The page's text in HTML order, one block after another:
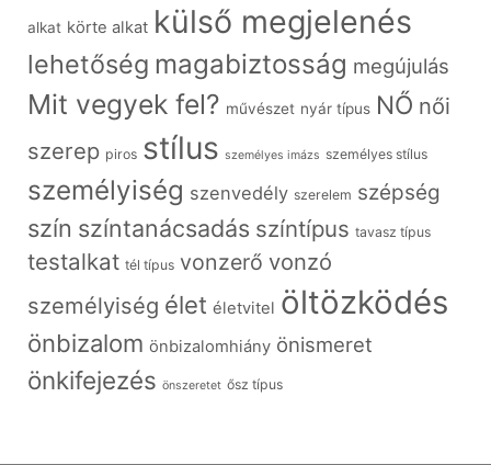
alkat körte alkat külső megjelenés
lehetőség magabiztosság megújulás
Mit vegyek fel? művészet nyár típus NŐ női
szerep piros stílus személyes imázs személyes stílus
személyiség szenvedély szerelem szépség
szín színtanácsadás színtípus tavasz típus
testalkat tél típus vonzerő vonzó
személyiség élet életvitel öltözködés
önbizalom önbizalomhiány önismeret
önkifejezés önszeretet ősz típus